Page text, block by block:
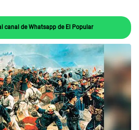
canal de Whatsapp de El Popular